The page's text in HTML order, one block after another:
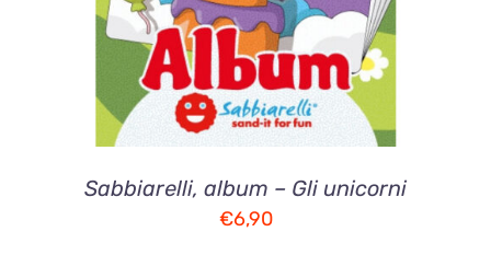
Sabbiarelli, album – Gli unicorni
€6,90